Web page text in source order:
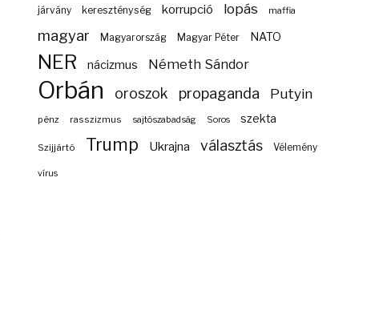
járvány kereszténység korrupció lopás maffia
magyar Magyarország Magyar Péter NATO
NER nácizmus Németh Sándor
Orbán oroszok propaganda Putyin
pénz rasszizmus sajtószabadság Soros szekta
Szijjártó Trump Ukrajna választás Vélemény
vírus